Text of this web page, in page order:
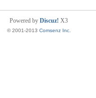
Powered byDiscuz! X3
© 2001-2013 Comsenz Inc.